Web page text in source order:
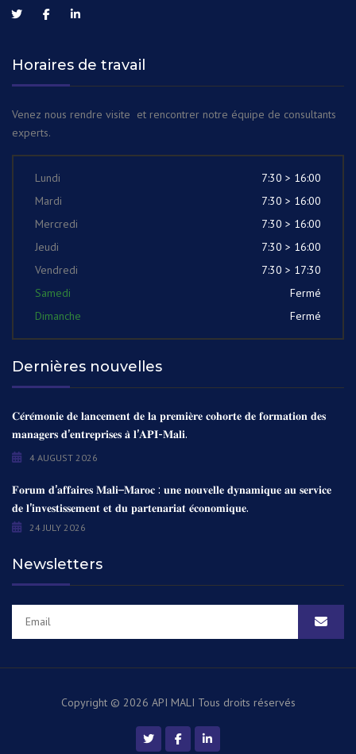
Horaires de travail
Venez nous rendre visite et rencontrer notre équipe de consultants
experts.
Lundi
7:30 > 16:00
Mardi
7:30 > 16:00
Mercredi
7:30 > 16:00
Jeudi
7:30 > 16:00
Vendredi
7:30 > 17:30
Samedi
Fermé
Dimanche
Fermé
Dernières nouvelles
𝐂𝐞́𝐫𝐞́𝐦𝐨𝐧𝐢𝐞 𝐝𝐞 𝐥𝐚𝐧𝐜𝐞𝐦𝐞𝐧𝐭 𝐝𝐞 𝐥𝐚 𝐩𝐫𝐞𝐦𝐢𝐞̀𝐫𝐞 𝐜𝐨𝐡𝐨𝐫𝐭𝐞 𝐝𝐞 𝐟𝐨𝐫𝐦𝐚𝐭𝐢𝐨𝐧 𝐝𝐞𝐬
𝐦𝐚𝐧𝐚𝐠𝐞𝐫𝐬 𝐝’𝐞𝐧𝐭𝐫𝐞𝐩𝐫𝐢𝐬𝐞𝐬 𝐚̀ 𝐥’𝐀𝐏𝐈-𝐌𝐚𝐥𝐢.
4 AUGUST 2026
𝐅𝐨𝐫𝐮𝐦 𝐝’𝐚𝐟𝐟𝐚𝐢𝐫𝐞𝐬 𝐌𝐚𝐥𝐢–𝐌𝐚𝐫𝐨𝐜 : 𝐮𝐧𝐞 𝐧𝐨𝐮𝐯𝐞𝐥𝐥𝐞 𝐝𝐲𝐧𝐚𝐦𝐢𝐪𝐮𝐞 𝐚𝐮 𝐬𝐞𝐫𝐯𝐢𝐜𝐞
𝐝𝐞 𝐥’𝐢𝐧𝐯𝐞𝐬𝐭𝐢𝐬𝐬𝐞𝐦𝐞𝐧𝐭 𝐞𝐭 𝐝𝐮 𝐩𝐚𝐫𝐭𝐞𝐧𝐚𝐫𝐢𝐚𝐭 𝐞́𝐜𝐨𝐧𝐨𝐦𝐢𝐪𝐮𝐞.
24 JULY 2026
Newsletters
Copyright © 2026 API MALI Tous droits réservés